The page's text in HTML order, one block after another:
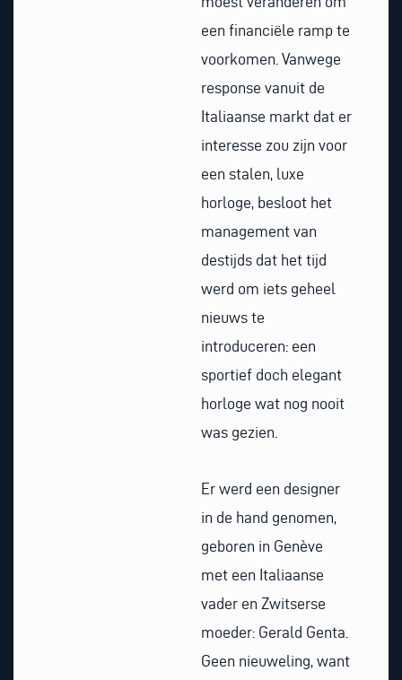
een financiële ramp te
voorkomen. Vanwege
response vanuit de
Italiaanse markt dat er
interesse zou zijn voor
een stalen, luxe
horloge, besloot het
management van
destijds dat het tijd
werd om iets geheel
nieuws te
introduceren: een
sportief doch elegant
horloge wat nog nooit
was gezien.
Er werd een designer
in de hand genomen,
geboren in Genève
met een Italiaanse
vader en Zwitserse
moeder: Gerald Genta.
Geen nieuweling, want